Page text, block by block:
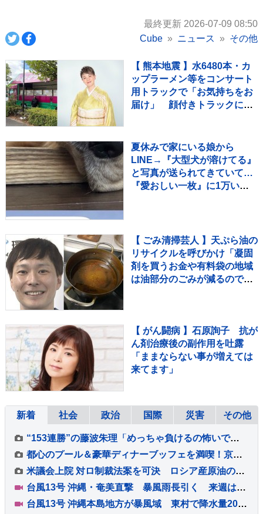
最終更新 2026-07-09 08:50
Cube
ニュース その他
【 熊本地震 】水6480本・カ
ップラーメン等をコンサート
用トラックで「お気持ちをお
届け」 顔付きトラックにた
夏休みで家にいる娘から
LINE→『大型犬が溶けてる』
と写真が送られてきていて…
『愛おしい一枚』に1万いい
【 ごみ清掃芸人 】天ぷら油の
リサイクルを呼びかけ「凝固
剤を買うお金や有料袋の地域
は油部分のごみが減るので、
【 がん闘病 】石原詢子 抗が
ん剤治療後の副作用を吐露
「ままならない事が増えては
来てます」
新着 社会 政治 国際 災害 その他
“153連勝”の藤波朱理「めっちゃ負けるの怖いです」 フォール負け寸前から掴んだ栄光と、石川佳純に語った本音【バース・デイ】
都心のプール＆豪華ディナーブッフェを満喫！京王プラザホテル『スカイプールプラン』スタイリッシュな夏の体験レポート
米議会上院 対ロ制裁法案を可決 ロシア産原油の輸入上位国に最大100％の関税
台風13号 沖縄・奄美直撃 暴風雨長引く 来週は台風15号の動向に注意 熊本は3週間連続の猛暑日か
台風13号 沖縄本島地方が暴風域 東村で降水量200ミリ超 本島北部中心に約1万4000戸停電